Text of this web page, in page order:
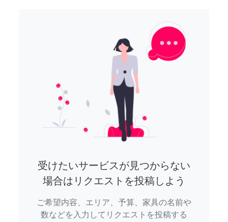
受けたいサービスが見つからない
場合はリクエストを投稿しよう
ご希望内容、エリア、予算、家具の名前や
数などを入力してリクエストを投稿する